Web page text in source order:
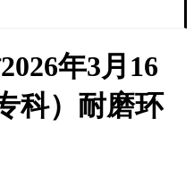
年3月16
科）耐磨环